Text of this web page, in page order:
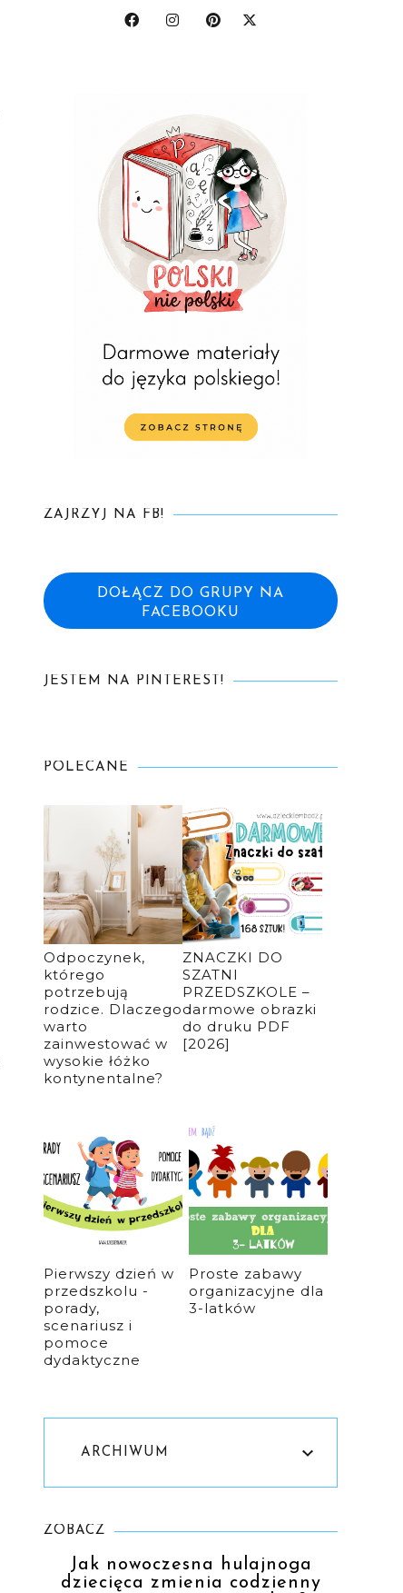
ZAJRZYJ NA FB!
DOŁĄCZ DO GRUPY NA
FACEBOOKU
JESTEM NA PINTEREST!
POLECANE
Odpoczynek,
którego
potrzebują
rodzice. Dlaczego
warto
zainwestować w
wysokie łóżko
kontynentalne?
ZNACZKI DO
SZATNI
PRZEDSZKOLE –
darmowe obrazki
do druku PDF
[2026]
Pierwszy dzień w
przedszkolu -
porady,
scenariusz i
pomoce
dydaktyczne
Proste zabawy
organizacyjne dla
3-latków
ARCHIWUM
ZOBACZ
Jak nowoczesna hulajnoga
dziecięca zmienia codzienny